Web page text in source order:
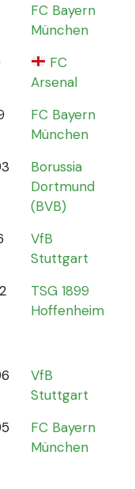
FC Bayern
München
FC
Arsenal
FC Bayern
München
Borussia
Dortmund
(BVB)
VfB
Stuttgart
TSG 1899
Hoffenheim
VfB
Stuttgart
FC Bayern
München